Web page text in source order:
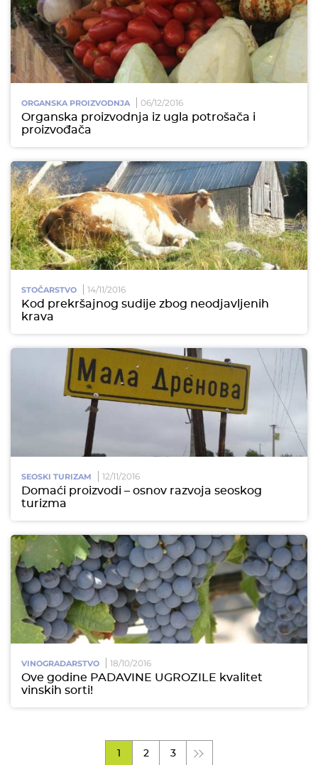
ORGANSKA PROIZVODNJA 06/12/2016
Organska proizvodnja iz ugla potrošača i
proizvođača
STOČARSTVO 14/11/2016
Kod prekršajnog sudije zbog neodjavljenih
krava
SEOSKI TURIZAM 12/11/2016
Domaći proizvodi – osnov razvoja seoskog
turizma
VINOGRADARSTVO 18/10/2016
Ove godine PADAVINE UGROZILE kvalitet
vinskih sorti!
1 2 3